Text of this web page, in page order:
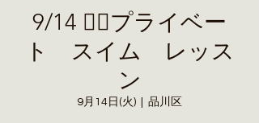
9/14 🏊‍♀️プライベー
ト スイム レッス
ン
9月14日(火) 品川区